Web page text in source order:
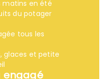
matins en été
du potager
tous les
glaces et petite
engagé